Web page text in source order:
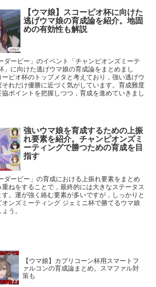
【ウマ娘】スコーピオ杯に向けた
逃げウマ娘の育成論を紹介。地固
めの有効性も解説
ダービー」のイベント「チャンピオンズミーテ
」に向けた逃げウマ娘の育成論をまとめまし
ピオ杯のトップメタと考えており，強い逃げウ
れだけ優勝に近づく気がしています。育成難度
ポイントを把握しつつ，育成を進めていきまし
強いウマ娘を育成するための上振
れ要素を紹介。チャンピオンズミ
ーティングで勝つための育成を目
指す
ダービー」の育成における上振れ要素をまとめ
重ねをすることで，最終的には大きなステータス
。運が強く絡む要素が多いですが，しっかりと
ンズミーティング ジェミニ杯で勝てるウマ娘
う。
【ウマ娘】カプリコーン杯用スマートフ
ァルコンの育成論まとめ。スマファル対
策も